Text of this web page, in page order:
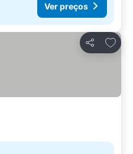
Ver preços
Partilhar